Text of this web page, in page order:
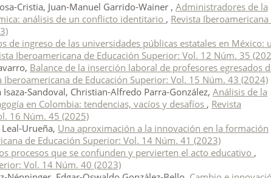
Cristia, Juan-Manuel Garrido-Wainer , Administradores de la
análisis de un conflicto identitario , Revista Iberoamericana
de ingreso de las universidades públicas estatales en México:
Iberoamericana de Educación Superior: Vol. 12 Núm. 35
Balance de la inserción laboral de profesores egresados
Iberoamericana de Educación Superior: Vol. 15 Núm. 43 (2024)
Sandoval, Christian-Alfredo Parra-González, Análisis de la
en Colombia: tendencias, vacíos y desafíos , Revista
16 Núm. 45 (2025)
Urueña, Una aproximación a la innovación en la formación
de Educación Superior: Vol. 14 Núm. 41 (2023)
procesos que se confunden y pervierten el acto educativo ,
Vol. 14 Núm. 40 (2023)